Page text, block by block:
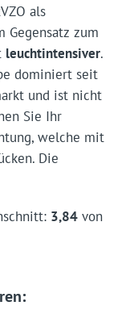
als
Gegensatz zum
leuchtintensiver.
dominiert seit
und ist nicht
Sie Ihr
welche mit
Die
3,84von